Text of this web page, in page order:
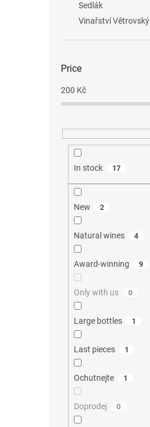
Sedlák
Vinařství Větrovský
Price
200 Kč
In stock 17
New 2
Natural wines 4
Award-winning 9
Only with us 0
Large bottles 1
Last pieces 1
Ochutnejte 1
Doprodej 0